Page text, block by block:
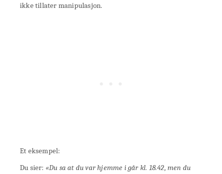
ikke tillater manipulasjon.
Et eksempel:
Du sier: «Du sa at du var hjemme i går kl. 18.42, men du